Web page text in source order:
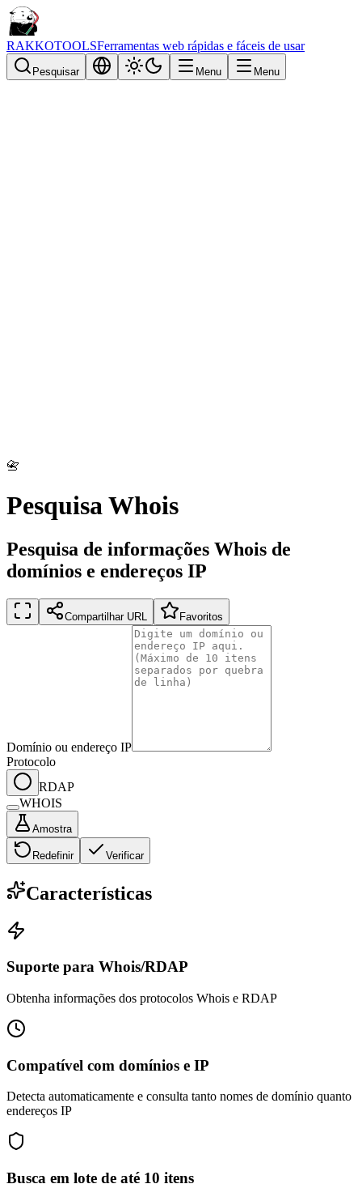
RAKKOTOOLSFerramentas web rápidas e fáceis de usar
Pesquisar Menu Menu
📇
Pesquisa Whois
Pesquisa de informações Whois de
domínios e endereços IP
Compartilhar URL Favoritos
Domínio ou endereço IP
Protocolo
RDAP
WHOIS
Amostra
Redefinir Verificar
Características
Suporte para Whois/RDAP
Obtenha informações dos protocolos Whois e RDAP
Compatível com domínios e IP
Detecta automaticamente e consulta tanto nomes de domínio quanto
endereços IP
Busca em lote de até 10 itens